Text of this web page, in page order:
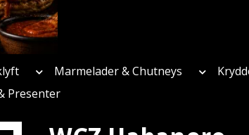
Marmelader & Chutneys
Presenter